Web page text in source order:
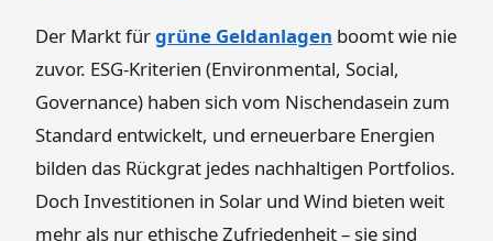
Der Markt fürgrüne Geldanlagen boomt wie nie
zuvor. ESG-Kriterien (Environmental, Social,
Governance) haben sich vom Nischendasein zum
Standard entwickelt, und erneuerbare Energien
bilden das Rückgrat jedes nachhaltigen Portfolios.
Doch Investitionen in Solar und Wind bieten weit
mehr als nur ethische Zufriedenheit – sie sind